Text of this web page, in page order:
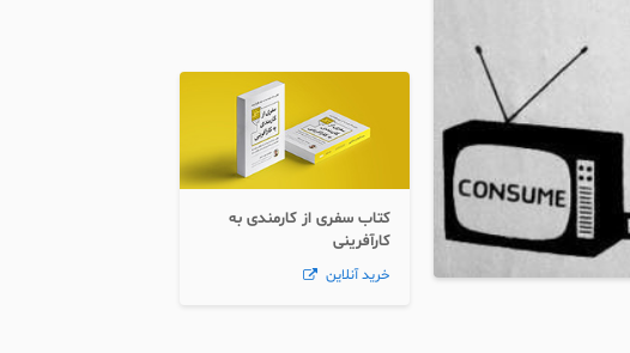
کتاب سفری از کارمندی به
کارآفرینی
خرید آنلاین